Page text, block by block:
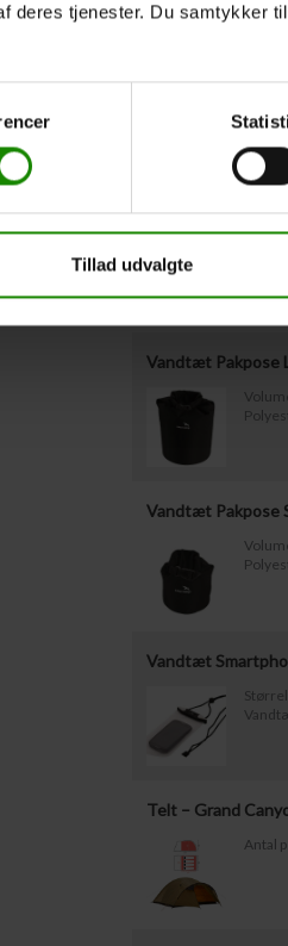
deres tjenester. Du samtykker
Tillad udvalgte
Bagagetønde med
Vandtæt Pakpose
Vandtæt Pakpose
Vandtæt
Telt – Grand
Antal